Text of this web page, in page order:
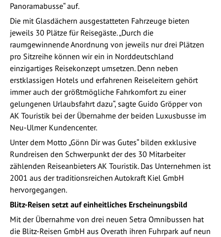
Panoramabusse“ auf.
Die mit Glasdächern ausgestatteten Fahrzeuge bieten
jeweils 30 Plätze für Reisegäste. „Durch die
raumgewinnende Anordnung von jeweils nur drei Plätzen
pro Sitzreihe können wir ein in Norddeutschland
einzigartiges Reisekonzept umsetzen. Denn neben
erstklassigen Hotels und erfahrenen Reiseleitern gehört
immer auch der größtmögliche Fahrkomfort zu einer
gelungenen Urlaubsfahrt dazu“, sagte Guido Gröpper von
AK Touristik bei der Übernahme der beiden Luxusbusse im
Neu-Ulmer Kundencenter.
Unter dem Motto „Gönn Dir was Gutes“ bilden exklusive
Rundreisen den Schwerpunkt der des 30 Mitarbeiter
zählenden Reiseanbieters AK Touristik. Das Unternehmen ist
2001 aus der traditionsreichen Autokraft Kiel GmbH
hervorgegangen.
Blitz-Reisen setzt auf einheitliches Erscheinungsbild
Mit der Übernahme von drei neuen Setra Omnibussen hat
die Blitz-Reisen GmbH aus Overath ihren Fuhrpark auf neun